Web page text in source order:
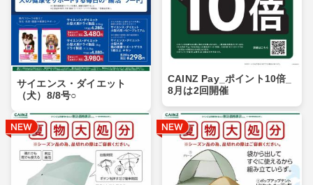
サイエンス・ダイエット
（犬）8/8号○
CAINZ Pay_ポイント10倍_
8月は2回開催